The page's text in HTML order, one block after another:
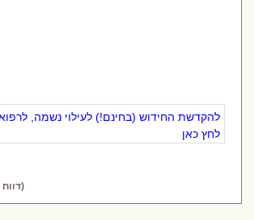
להקדשת החידוש (בחינם!) לעילוי נשמה,
לחץ כאן
(דווח